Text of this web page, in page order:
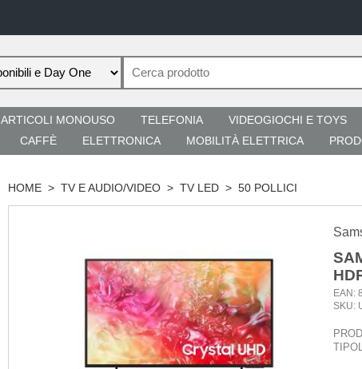
ARTICOLI MONOUSO TELEFONIA VIDEOGIOCHI E TOYS
CAFFÈ
ELETTRONICA MOBILITÀ ELETTRICA
HOME > TV E AUDIO/VIDEO > TV LED > 50 POLLICI
EAN:
SKU: